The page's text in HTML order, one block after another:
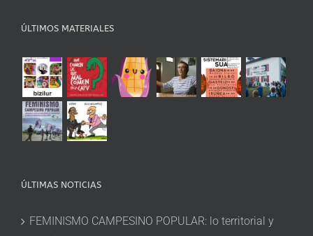
ÚLTIMOS MATERIALES
ÚLTIMAS NOTICIAS
FEMINISMO CAMPESINO POPULAR: lo territorial y